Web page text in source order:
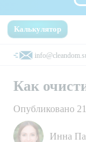
Калькулятор
Как
Опубликовано
Инна